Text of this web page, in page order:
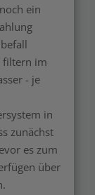
ein
filtern im
- je
in
zunächst
es zum
über